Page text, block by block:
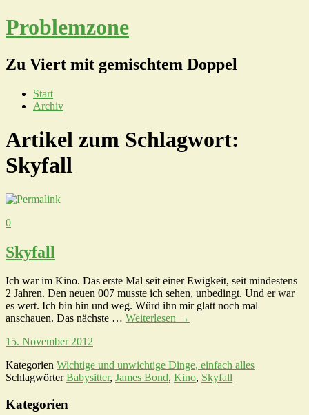
Problemzone
Zu Viert mit gemischtem Doppel
Start
Archiv
Artikel zum Schlagwort:
Skyfall
0
Skyfall
Ich war im Kino. Das erste Mal seit einer Ewigkeit, seit mindestens
2 Jahren. Den neuen 007 musste ich sehen, unbedingt. Und er war
es wert. Ich bin hin und weg. Würd ihn mir glatt noch mal
anschauen. Das nächste … Weiterlesen →
15. November 2012
Kategorien Wichtige und unwichtige Dinge, einfach alles
SchlagwörterBabysitter, James Bond, Kino, Skyfall
Kategorien